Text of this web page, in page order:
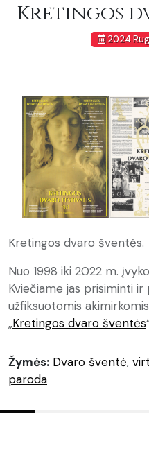
Kretingos
2024
Kretingos dvaro šventės.
Nuo 1998 iki 2022 m.
Kviečiame jas prisiminti ir
užfiksuotomis
„Kretingos dvaro šventės
Žymės: Dvaro šventė,
paroda